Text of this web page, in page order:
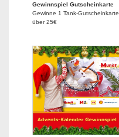
Gewinnspiel Gutscheinkarte
Gewinne 1 Tank-Gutscheinkarte
über 25€